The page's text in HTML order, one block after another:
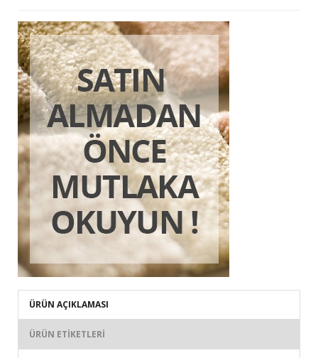
ÜRÜN AÇIKLAMASI
ÜRÜN ETIKETLERI